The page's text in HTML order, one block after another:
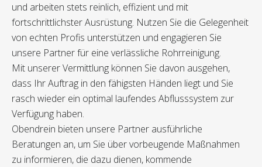
und arbeiten stets reinlich, effizient und mit
fortschrittlichster Ausrüstung. Nutzen Sie die Gelegenheit
von echten Profis unterstützen und engagieren Sie
unsere Partner für eine verlässliche Rohrreinigung.
Mit unserer Vermittlung können Sie davon ausgehen,
dass Ihr Auftrag in den fähigsten Händen liegt und Sie
rasch wieder ein optimal laufendes Abflusssystem zur
Verfügung haben.
Obendrein bieten unsere Partner ausführliche
Beratungen an, um Sie über vorbeugende Maßnahmen
zu informieren, die dazu dienen, kommende